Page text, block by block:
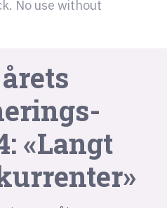
No use without
«Langt